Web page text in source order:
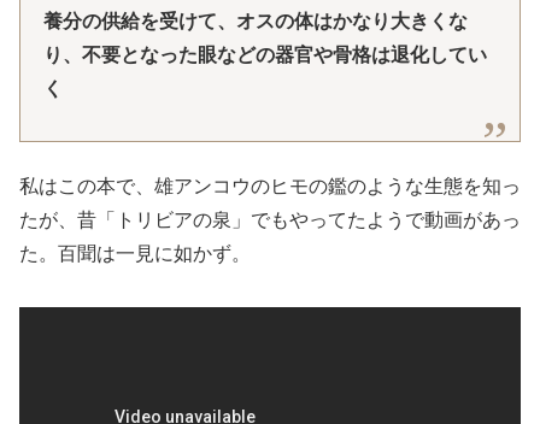
養分の供給を受けて、オスの体はかなり大きくな
り、不要となった眼などの器官や骨格は退化してい
く
私はこの本で、雄アンコウのヒモの鑑のような生態を知っ
たが、昔「トリビアの泉」でもやってたようで動画があっ
た。百聞は一見に如かず。